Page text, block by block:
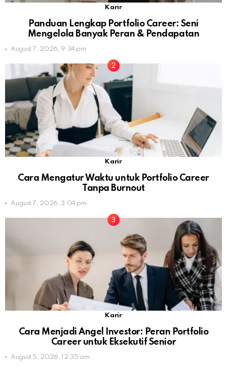
Karir
Panduan Lengkap Portfolio Career: Seni
Mengelola Banyak Peran & Pendapatan
August 7, 2026, 9:34 pm
Karir
Cara Mengatur Waktu untuk Portfolio Career
Tanpa Burnout
August 7, 2026, 3:04 pm
Karir
Cara Menjadi Angel Investor: Peran Portfolio
Career untuk Eksekutif Senior
August 5, 2026, 12:35 am